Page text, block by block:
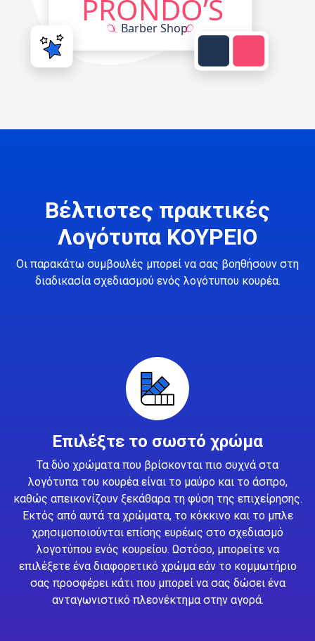
Βέλτιστες πρακτικές
Λογότυπα ΚΟΥΡΕΙΟ
Οι παρακάτω συμβουλές μπορεί να σας βοηθήσουν στη
διαδικασία σχεδιασμού ενός λογότυπου κουρέα.
Επιλέξτε το σωστό χρώμα
Τα δύο χρώματα που βρίσκονται πιο συχνά στα
λογότυπα του κουρέα είναι το μαύρο και το άσπρο,
καθώς απεικονίζουν ξεκάθαρα τη φύση της επιχείρησης.
Εκτός από αυτά τα χρώματα, το κόκκινο και το μπλε
χρησιμοποιούνται επίσης ευρέως στο σχεδιασμό
λογοτύπου ενός κουρείου. Ωστόσο, μπορείτε να
επιλέξετε ένα διαφορετικό χρώμα εάν το κομμωτήριο
σας προσφέρει κάτι που μπορεί να σας δώσει ένα
ανταγωνιστικό πλεονέκτημα στην αγορά.